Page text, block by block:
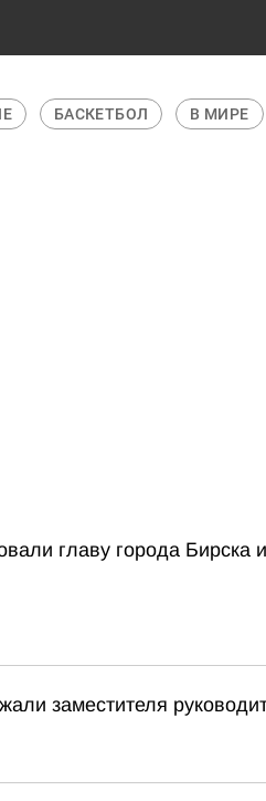
В МИРЕ В РОССИИ
главу города Бирска
заместителя